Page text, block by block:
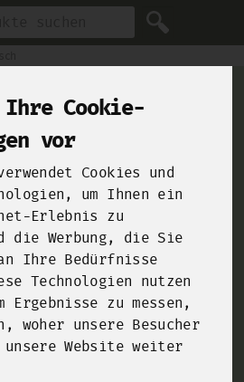
Ihre Cookie-
vor
Cookies und
um Ihnen ein
Erlebnis zu
die Werbung, die Sie
Ihre Bedürfnisse
Technologien nutzen
Ergebnisse zu messen,
woher unsere Besucher
unsere Website weiter
Chefs
manufacturers to your kitchen!
sign up for ourB2B-Shop